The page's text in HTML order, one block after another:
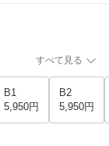
すべて見る
B1
5,950円
B2
5,950円